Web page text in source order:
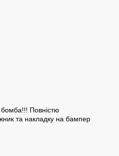
бомба!!! Повністю
та накладку на бампер